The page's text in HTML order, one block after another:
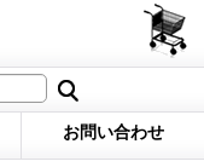
お問い合わせ